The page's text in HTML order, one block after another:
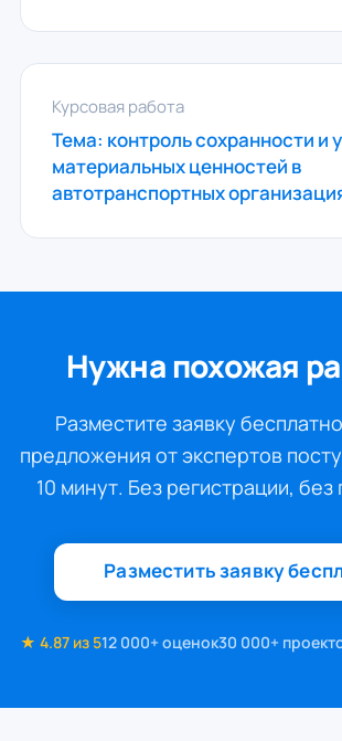
Курсовая работа
Тема: контроль сохранности и
материальных ценностей в
автотранспортных
Нужна похожая
Разместите заявку
предложения от экспертов
10 минут. Без регистрации,
Разместить заявку
★ 4.87 из 512 000+ оценок30 000+